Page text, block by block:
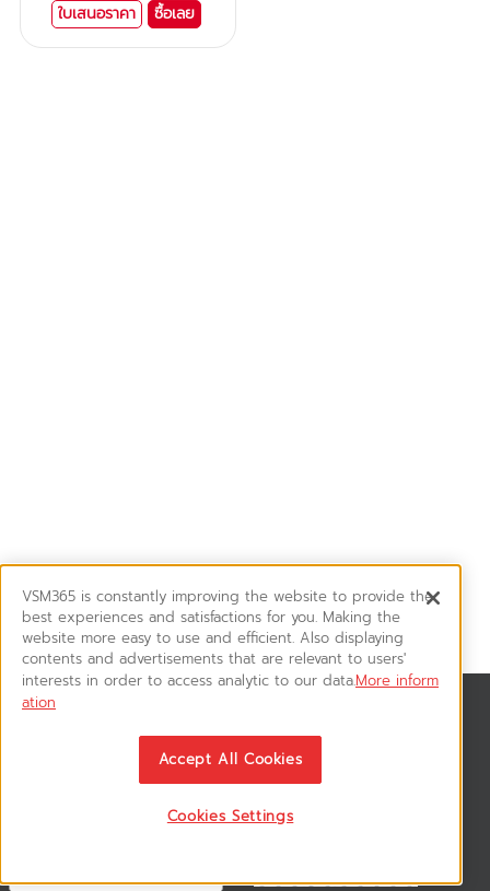
ใบเสนอราคา ซื้อเลย
สมัครรับข่าวสาร
ติดตามอัพเดทข่าวสาร, โปรโมชั่น, สินค้าราคาพิเศษ ได้ก่อนใคร
VSM365 is constantly improving the website to provide the
best experiences and satisfactions for you. Making the
website more easy to use and efficient. Also displaying
contents and advertisements that are relevant to users'
interests in order to access analytic to our data.More inform
ation
Accept All Cookies
Cookies Settings